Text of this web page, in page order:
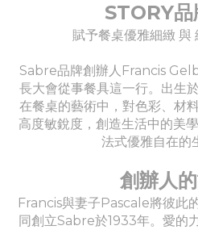
STORY品
賦予餐桌優雅細緻 與
Sabre品牌創辦人Francis
長大會從事餐具這一行。出生
在餐桌的藝術中，對色彩、材
高度敏銳度，創造生活中的美
法式優雅自在的
創辦人
Francis與妻子Pascale將彼此
同創立Sabre於1933年。愛的